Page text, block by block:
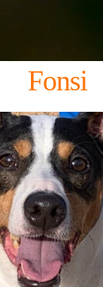
Fonsi